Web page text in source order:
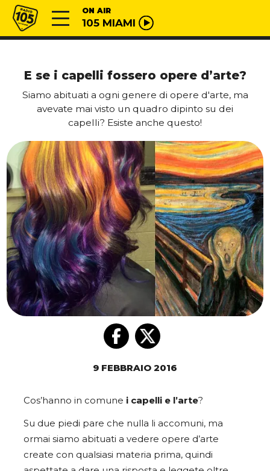
Vai al contenuto
Radio 105 ON AIR
105 MIAMI
E se i capelli fossero opere d’arte?
Siamo abituati a ogni genere di opere d'arte, ma
avevate mai visto un quadro dipinto su dei
capelli? Esiste anche questo!
9 FEBBRAIO 2016
Cos’hanno in comune i capelli e l’arte?
Su due piedi pare che nulla li accomuni, ma
ormai siamo abituati a vedere opere d’arte
create con qualsiasi materia prima, quindi